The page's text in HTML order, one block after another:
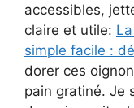
accessibles,
claire et utile:
simple facile :
dorer ces
pain gratiné. Je